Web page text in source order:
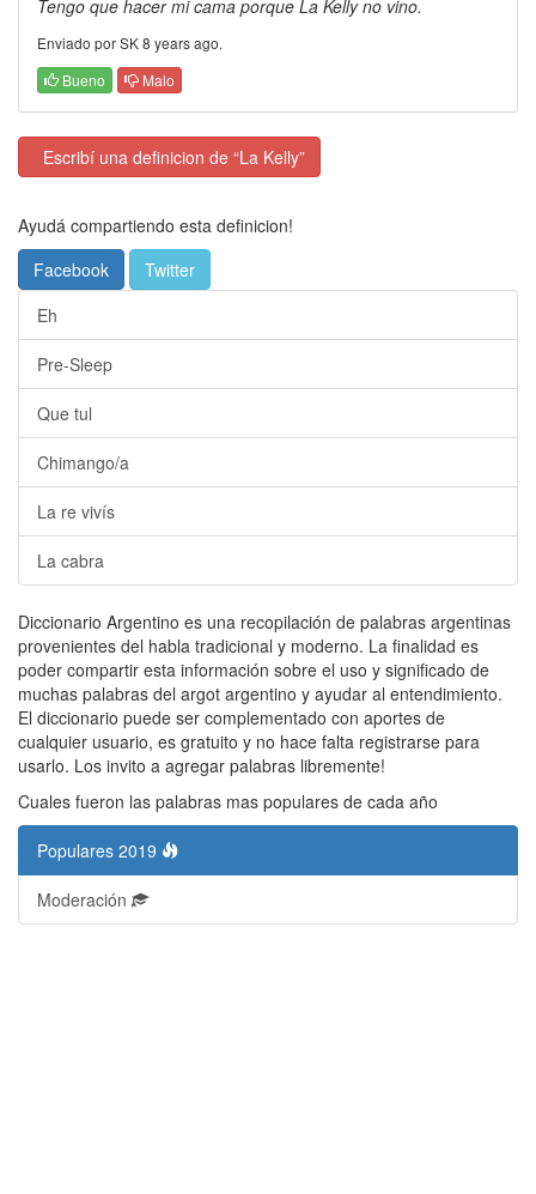
Tengo que hacer mi cama porque La Kelly no vino.
Enviado por SK 8 years ago.
Bueno
Malo
Escribí una definicion de “La Kelly”
Ayudá compartiendo esta definicion!
Facebook
Twitter
Eh
Pre-Sleep
Que tul
Chimango/a
La re vivís
La cabra
Diccionario Argentino es una recopilación de palabras argentinas
provenientes del habla tradicional y moderno. La finalidad es
poder compartir esta información sobre el uso y significado de
muchas palabras del argot argentino y ayudar al entendimiento.
El diccionario puede ser complementado con aportes de
cualquier usuario, es gratuito y no hace falta registrarse para
usarlo. Los invito a agregar palabras libremente!
Cuales fueron las palabras mas populares de cada año
Populares 2019
Moderación